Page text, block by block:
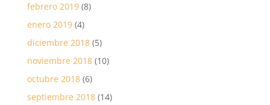
febrero 2019(8)
enero 2019(4)
diciembre 2018(5)
noviembre 2018(10)
octubre 2018(6)
septiembre 2018(14)